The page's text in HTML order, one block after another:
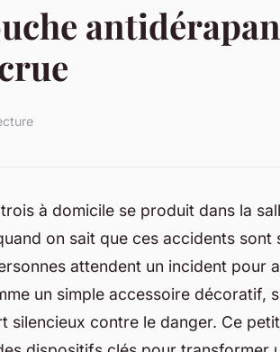
à domicile se produit dans la
on sait que ces accidents sont
attendent un incident pour
un simple accessoire décoratif,
silencieux contre le danger. Ce